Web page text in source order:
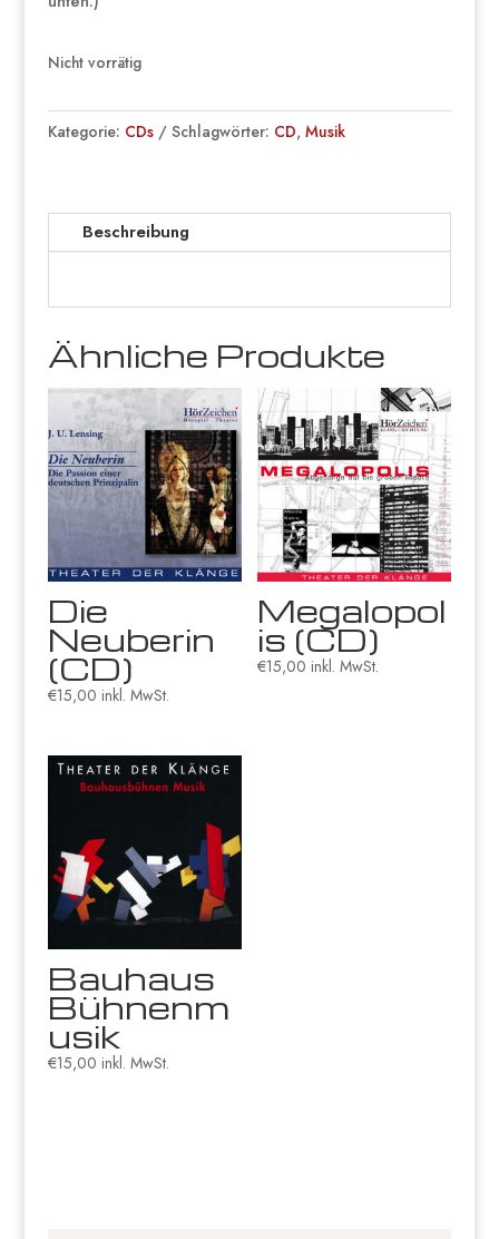
Nicht vorrätig
Kategorie: CDs Schlagwörter: CD, Musik
Beschreibung
Ähnliche Produkte
Die
Neuberin
(CD)
€15,00 inkl. MwSt.
Megalopol
is (CD)
€15,00 inkl. MwSt.
Bauhaus
Bühnenm
usik
€15,00 inkl. MwSt.